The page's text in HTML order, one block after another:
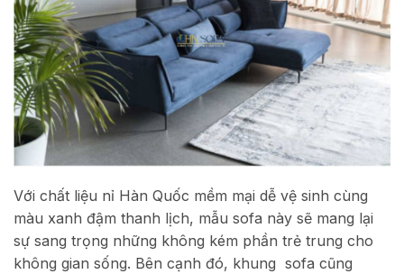
Với chất liệu nỉ Hàn Quốc mềm mại dễ vệ sinh cùng
màu xanh đậm thanh lịch, mẫu sofa này sẽ mang lại
sự sang trọng những không kém phần trẻ trung cho
không gian sống. Bên cạnh đó, khung sofa cũng